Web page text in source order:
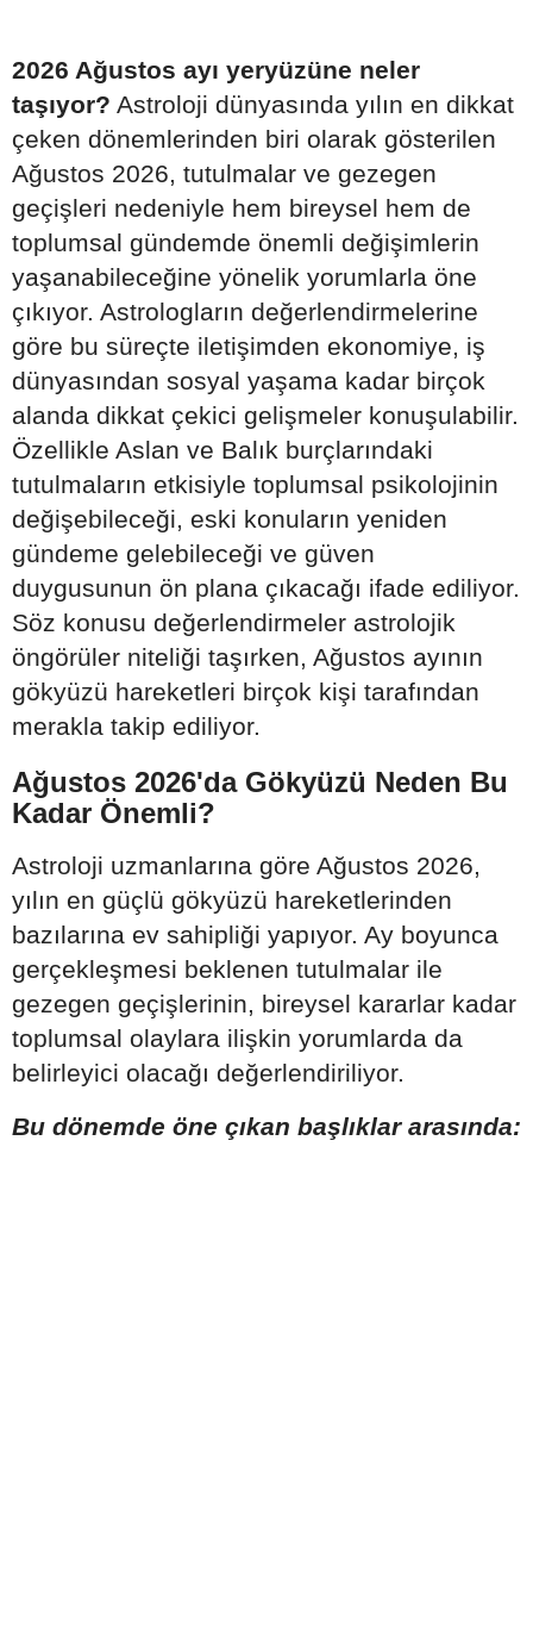
2026 Ağustos ayı yeryüzüne neler
taşıyor? Astroloji dünyasında yılın en dikkat
çeken dönemlerinden biri olarak gösterilen
Ağustos 2026, tutulmalar ve gezegen
geçişleri nedeniyle hem bireysel hem de
toplumsal gündemde önemli değişimlerin
yaşanabileceğine yönelik yorumlarla öne
çıkıyor. Astrologların değerlendirmelerine
göre bu süreçte iletişimden ekonomiye, iş
dünyasından sosyal yaşama kadar birçok
alanda dikkat çekici gelişmeler konuşulabilir.
Özellikle Aslan ve Balık burçlarındaki
tutulmaların etkisiyle toplumsal psikolojinin
değişebileceği, eski konuların yeniden
gündeme gelebileceği ve güven
duygusunun ön plana çıkacağı ifade ediliyor.
Söz konusu değerlendirmeler astrolojik
öngörüler niteliği taşırken, Ağustos ayının
gökyüzü hareketleri birçok kişi tarafından
merakla takip ediliyor.
Ağustos 2026'da Gökyüzü Neden Bu
Kadar Önemli?
Astroloji uzmanlarına göre Ağustos 2026,
yılın en güçlü gökyüzü hareketlerinden
bazılarına ev sahipliği yapıyor. Ay boyunca
gerçekleşmesi beklenen tutulmalar ile
gezegen geçişlerinin, bireysel kararlar kadar
toplumsal olaylara ilişkin yorumlarda da
belirleyici olacağı değerlendiriliyor.
Bu dönemde öne çıkan başlıklar arasında: